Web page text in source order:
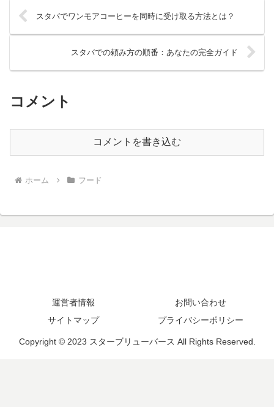
スタバでワンモアコーヒーを同時に受け取る方法とは？
スタバでの頼み方の順番：あなたの完全ガイド
コメント
コメントを書き込む
ホーム フード
運営者情報
お問い合わせ
サイトマップ
プライバシーポリシー
Copyright © 2023 スターブリューバース All Rights Reserved.